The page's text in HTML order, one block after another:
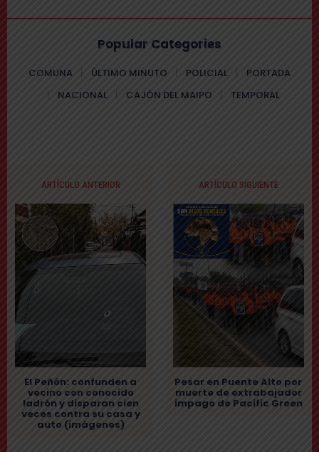
Popular Categories
COMUNA ÚLTIMO MINUTO POLICIAL
PORTADA
NACIONAL
CAJÓN DEL MAIPO TEMPORAL
ARTÍCULO ANTERIOR
El Peñón: confunden a
vecino con conocido
ladrón y disparan cien
veces contra su casa y
auto (imágenes)
ARTÍCULO SIGUIENTE
Pesar en Puente Alto por
muerte de extrabajador
impago de Pacific Green